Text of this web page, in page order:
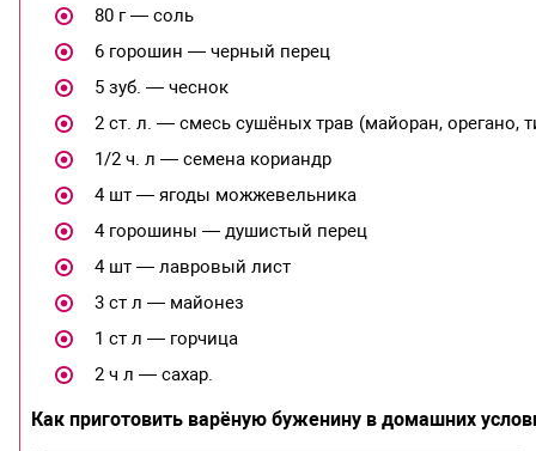
80 г — соль
6 горошин — черный перец
5 зуб. — чеснок
2 ст. л. — смесь сушёных трав (майоран, орегано,
1/2 ч. л — семена кориандр
4 шт — ягоды можжевельника
4 горошины — душистый перец
4 шт — лавровый лист
3 ст л — майонез
1 ст л — горчица
2 ч л — сахар.
Как приготовить варёную буженину в домашних